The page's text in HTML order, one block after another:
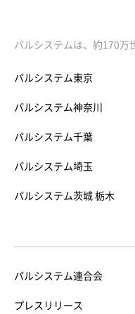
パルシステムは、約170万
パルシステム東京
パルシステム神奈川
パルシステム千葉
パルシステム埼玉
パルシステム茨城 栃木
パルシステム連合会
プレスリリース